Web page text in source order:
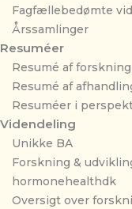
Fagfællebedømte
Årssamlinger
Resuméer
Resumé af forskning
Resumé af
Resuméer i
Videndeling
Unikke BA
Forskning &
hormonehealthdk
Oversigt over